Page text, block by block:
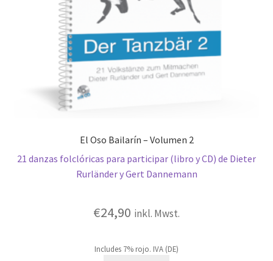
El Oso Bailarín – Volumen 2
21 danzas folclóricas para participar (libro y CD) de Dieter
Rurländer y Gert Dannemann
€24,90 inkl. Mwst.
Includes 7% rojo. IVA (DE)